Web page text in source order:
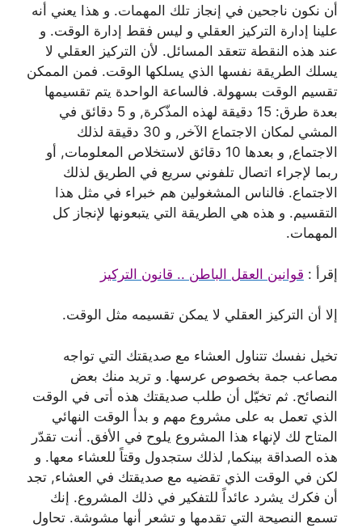
أن نكون ناجحين في إنجاز تلك المهمات. و هذا يعني أنه
علينا إدارة التركيز العقلي و ليس فقط إدارة الوقت. و
عند هذه النقطة تتعقد المسائل. لأن التركيز العقلي لا
يسلك الطريقة نفسها الذي يسلكها الوقت. فمن الممكن
تقسيم الوقت بسهولة. فالساعة الواحدة يتم تقسيمها
بعدة طرق: 15 دقيقة لهذه المذّكرة, و 5 دقائق في
المشي لمكان الاجتماع الآخر, و 30 دقيقة لذلك
الاجتماع, و بعدها 10 دقائق لاستخلاص المعلومات, أو
ربما لإجراء اتصال تلفوني سريع في الطريق لذلك
الاجتماع. فالناس المشغولين هم خبراء في مثل هذا
التقسيم. و هذه هي الطريقة التي يتبعونها لإنجاز كل
المهمات.
إقرأ : قوانين العقل الباطن .. قانون التركيز
إلا أن التركيز العقلي لا يمكن تقسيمه مثل الوقت.
تخيل نفسك تتناول العشاء مع صديقتك التي تواجه
مصاعب جمة بخصوص عرسها. و تريد منك بعض
النصائح. ثم تخيّل أن طلب صديقتك هذه أتى في الوقت
الذي تعمل به على مشروع مهم و بدأ الوقت النهائي
المتاح لك لإنهاء هذا المشروع يلوح في الأفق. أنت تقدّر
هذه الصداقة بينكما, لذلك ستجدول وقتاً للعشاء معها. و
لكن في الوقت الذي تقضيه مع صديقتك في العشاء, تجد
أن فكرك يشرد عائداً للتفكير في ذلك المشروع. إنك
تسمع النصيحة التي تقدمها و تشعر أنها مشوشة. تحاول